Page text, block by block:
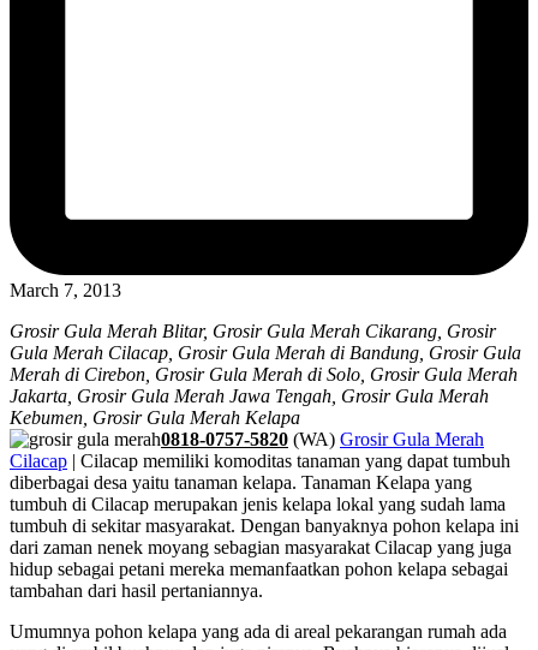
March 7, 2013
Grosir Gula Merah Blitar, Grosir Gula Merah Cikarang, Grosir
Gula Merah Cilacap, Grosir Gula Merah di Bandung, Grosir Gula
Merah di Cirebon, Grosir Gula Merah di Solo, Grosir Gula Merah
Jakarta, Grosir Gula Merah Jawa Tengah, Grosir Gula Merah
Kebumen, Grosir Gula Merah Kelapa
0818-0757-5820 (WA) Grosir Gula Merah
Cilacap | Cilacap memiliki komoditas tanaman yang dapat tumbuh
diberbagai desa yaitu tanaman kelapa. Tanaman Kelapa yang
tumbuh di Cilacap merupakan jenis kelapa lokal yang sudah lama
tumbuh di sekitar masyarakat. Dengan banyaknya pohon kelapa ini
dari zaman nenek moyang sebagian masyarakat Cilacap yang juga
hidup sebagai petani mereka memanfaatkan pohon kelapa sebagai
tambahan dari hasil pertaniannya.
Umumnya pohon kelapa yang ada di areal pekarangan rumah ada